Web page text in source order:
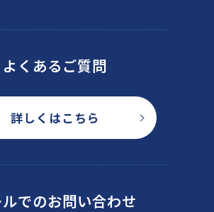
よくあるご質問
詳しくはこちら
でのお問い合わせ